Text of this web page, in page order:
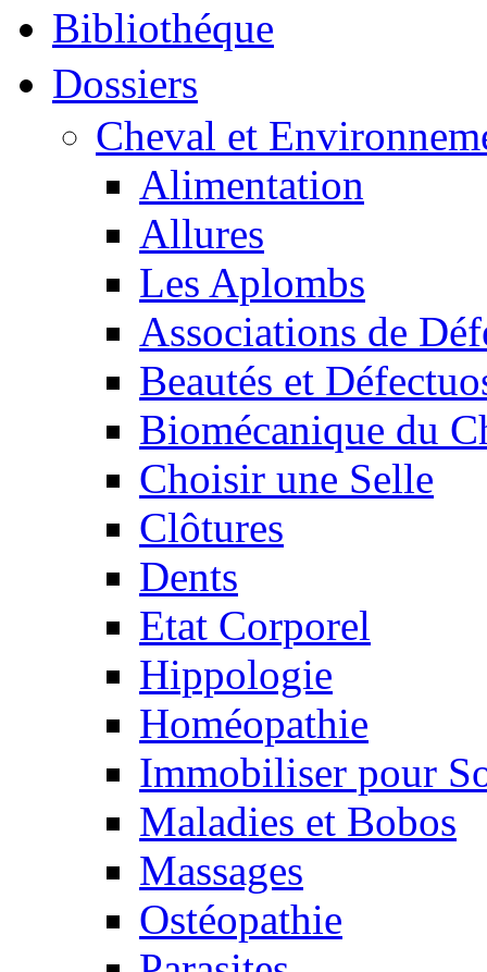
Bibliothéque
Dossiers
Cheval et
Alimentation
Allures
Les Aplombs
Associations de
Beautés et
Biomécanique du
Choisir une Selle
Clôtures
Dents
Etat Corporel
Hippologie
Homéopathie
Immobiliser pour
Maladies et Bobos
Massages
Ostéopathie